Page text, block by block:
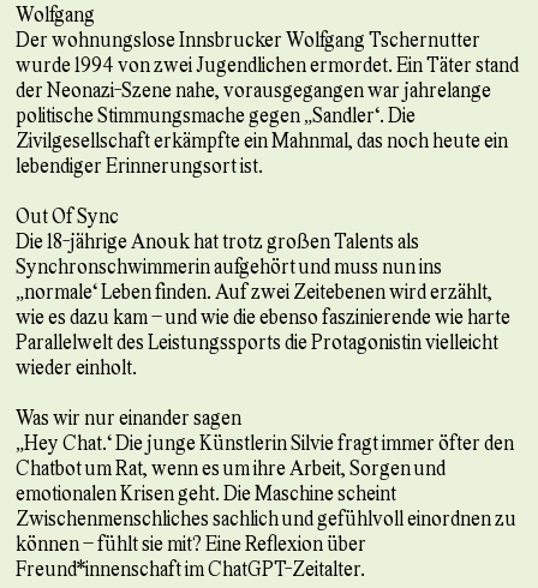
Wolfgang
Der wohnungslose Innsbrucker Wolfgang Tschernutter
wurde 1994 von zwei Jugendlichen ermordet. Ein Täter stand
der Neonazi-Szene nahe, vorausgegangen war jahrelange
politische Stimmungsmache gegen „Sandler“. Die
Zivilgesellschaft erkämpfte ein Mahnmal, das noch heute ein
lebendiger Erinnerungsort ist.
Out Of Sync
Die 18-jährige Anouk hat trotz großen Talents als
Synchronschwimmerin aufgehört und muss nun ins
„normale“ Leben finden. Auf zwei Zeitebenen wird erzählt,
wie es dazu kam – und wie die ebenso faszinierende wie harte
Parallelwelt des Leistungssports die Protagonistin vielleicht
wieder einholt.
Was wir nur einander sagen
„Hey Chat.“ Die junge Künstlerin Silvie fragt immer öfter den
Chatbot um Rat, wenn es um ihre Arbeit, Sorgen und
emotionalen Krisen geht. Die Maschine scheint
Zwischenmenschliches sachlich und gefühlvoll einordnen zu
können – fühlt sie mit? Eine Reflexion über
Freund*innenschaft im ChatGPT-Zeitalter.